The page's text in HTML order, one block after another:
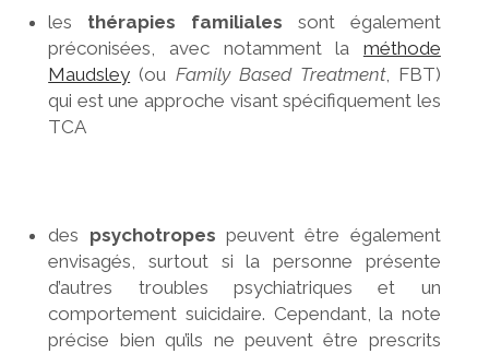
les thérapies familiales sont également
préconisées, avec notamment la méthode
Maudsley (ou Family Based Treatment, FBT)
qui est une approche visant spécifiquement les
TCA
des psychotropes peuvent être également
envisagés, surtout si la personne présente
d’autres troubles psychiatriques et un
comportement suicidaire. Cependant, la note
précise bien qu’ils ne peuvent être prescrits